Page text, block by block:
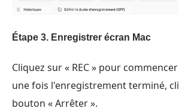
Étape 3. Enregistrer écran Mac
Cliquez sur « REC » pour
une fois l'enregistrement terminé,
bouton « Arrêter ».